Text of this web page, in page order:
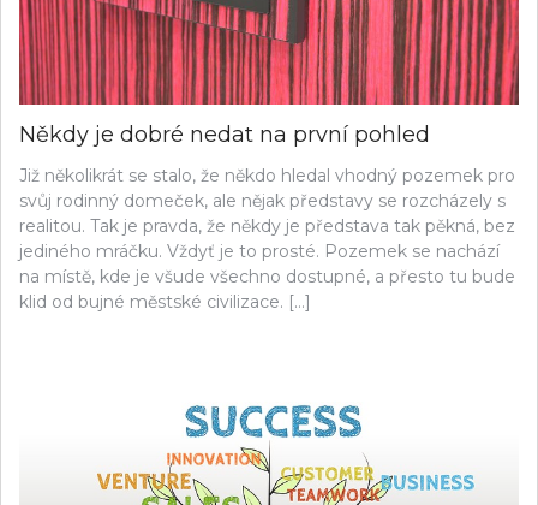
Někdy je dobré nedat na první pohled
Již několikrát se stalo, že někdo hledal vhodný pozemek pro
svůj rodinný domeček, ale nějak představy se rozcházely s
realitou. Tak je pravda, že někdy je představa tak pěkná, bez
jediného mráčku. Vždyť je to prosté. Pozemek se nachází
na místě, kde je všude všechno dostupné, a přesto tu bude
klid od bujné městské civilizace. […]